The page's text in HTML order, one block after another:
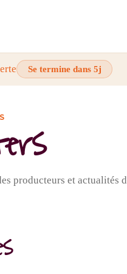
Se termine dans 5j
producteurs et actualités